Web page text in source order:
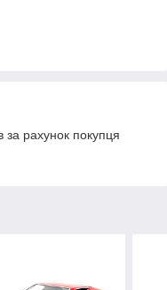
рахунок покупця